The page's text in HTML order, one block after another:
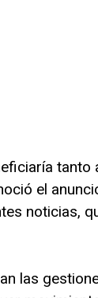
el
noticias,
las